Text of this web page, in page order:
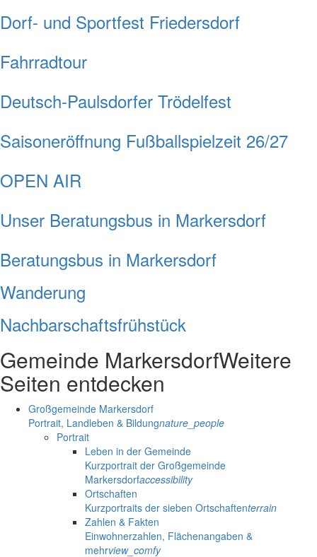
Dorf- und Sportfest Friedersdorf
Fahrradtour
Deutsch-Paulsdorfer Trödelfest
Saisoneröffnung Fußballspielzeit 26/27
OPEN AIR
Unser Beratungsbus in Markersdorf
Beratungsbus in Markersdorf
Wanderung
Nachbarschaftsfrühstück
Gemeinde MarkersdorfWeitere
Seiten entdecken
Großgemeinde Markersdorf
Portrait, Landleben & Bildungnature_people
Portrait
Leben in der Gemeinde
Kurzportrait der Großgemeinde
Markersdorfaccessibility
Ortschaften
Kurzportraits der sieben Ortschaftenterrain
Zahlen & Fakten
Einwohnerzahlen, Flächenangaben &
mehrview_comfy